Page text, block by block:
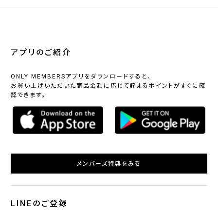
アプリのご紹介
ONLY MEMBERSアプリをダウンロードすると、
お買い上げいただいた商品金額に応じて貯まるポイントがすぐに確
認できます。
メンバーズ特典をみる
LINEのご登録